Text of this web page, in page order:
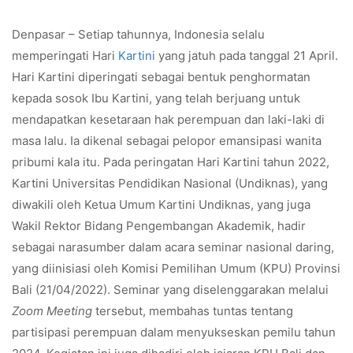
Denpasar – Setiap tahunnya, Indonesia selalu
memperingati Hari Kartini yang jatuh pada tanggal 21 April.
Hari Kartini diperingati sebagai bentuk penghormatan
kepada sosok Ibu Kartini, yang telah berjuang untuk
mendapatkan kesetaraan hak perempuan dan laki-laki di
masa lalu. Ia dikenal sebagai pelopor emansipasi wanita
pribumi kala itu. Pada peringatan Hari Kartini tahun 2022,
Kartini Universitas Pendidikan Nasional (Undiknas), yang
diwakili oleh Ketua Umum Kartini Undiknas, yang juga
Wakil Rektor Bidang Pengembangan Akademik, hadir
sebagai narasumber dalam acara seminar nasional daring,
yang diinisiasi oleh Komisi Pemilihan Umum (KPU) Provinsi
Bali (21/04/2022). Seminar yang diselenggarakan melalui
Zoom Meeting tersebut, membahas tuntas tentang
partisipasi perempuan dalam menyukseskan pemilu tahun